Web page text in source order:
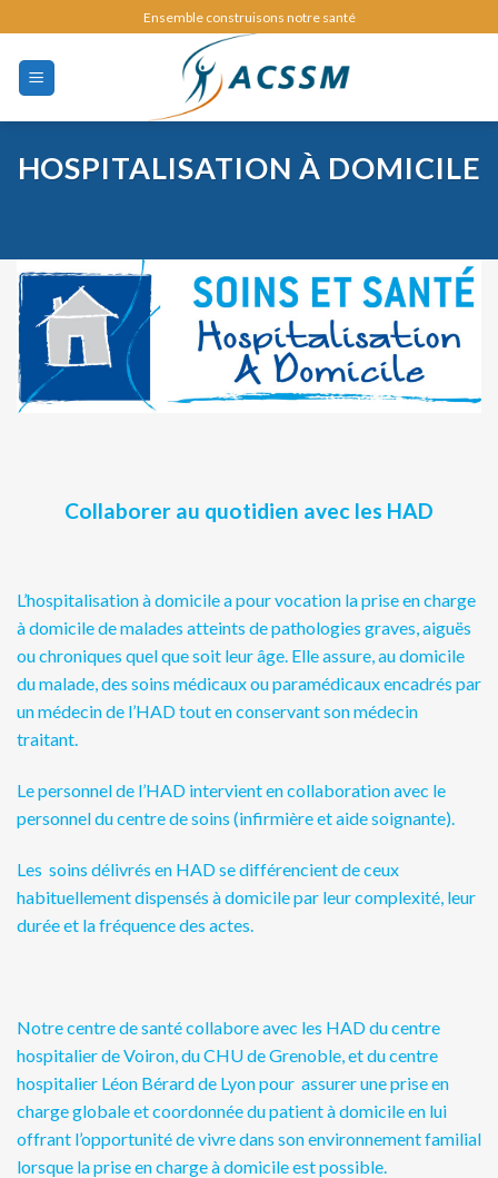
to
content
Ensemble construisons notre santé
HOSPITALISATION À DOMICILE
Collaborer au quotidien avec les HAD
L’hospitalisation à domicile a pour vocation la prise en charge
à domicile de malades atteints de pathologies graves, aiguës
ou chroniques quel que soit leur âge. Elle assure, au domicile
du malade, des soins médicaux ou paramédicaux encadrés par
un médecin de l’HAD tout en conservant son médecin
traitant.
Le personnel de l’HAD intervient en collaboration avec le
personnel du centre de soins (infirmière et aide soignante).
Les soins délivrés en HAD se différencient de ceux
habituellement dispensés à domicile par leur complexité, leur
durée et la fréquence des actes.
Notre centre de santé collabore avec les HAD du centre
hospitalier de Voiron, du CHU de Grenoble, et du centre
hospitalier Léon Bérard de Lyon pour assurer une prise en
charge globale et coordonnée du patient à domicile en lui
offrant l’opportunité de vivre dans son environnement familial
lorsque la prise en charge à domicile est possible.